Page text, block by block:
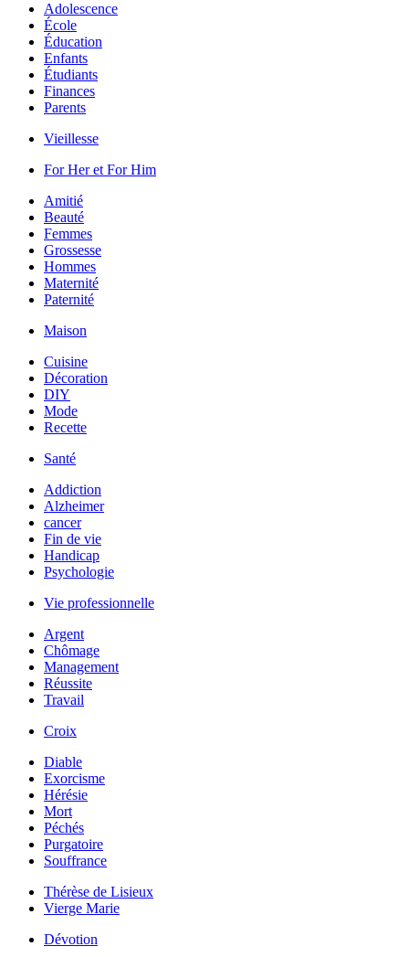
Adolescence
École
Éducation
Enfants
Étudiants
Finances
Parents
Vieillesse
For Her et For Him
Amitié
Beauté
Femmes
Grossesse
Hommes
Maternité
Paternité
Maison
Cuisine
Décoration
DIY
Mode
Recette
Santé
Addiction
Alzheimer
cancer
Fin de vie
Handicap
Psychologie
Vie professionnelle
Argent
Chômage
Management
Réussite
Travail
Croix
Diable
Exorcisme
Hérésie
Mort
Péchés
Purgatoire
Souffrance
Thérèse de Lisieux
Vierge Marie
Dévotion